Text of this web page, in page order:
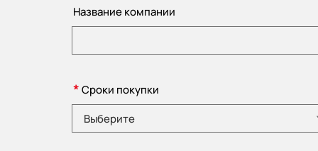
Название компании
*Сроки покупки